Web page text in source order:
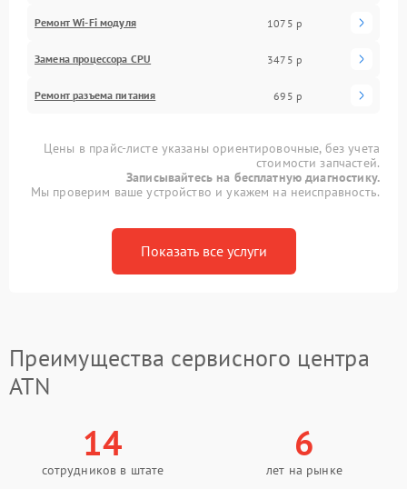
Ремонт Wi-Fi модуля 1075 р
Замена процессора CPU 3475 р
Ремонт разъема питания 695 р
Цены в прайс-листе указаны ориентировочные, без учета
стоимости запчастей.
Записывайтесь на бесплатную диагностику.
Мы проверим ваше устройство и укажем на неисправность.
Показать все услуги
Преимущества сервисного центра
ATN
14
сотрудников в штате
6
лет на рынке